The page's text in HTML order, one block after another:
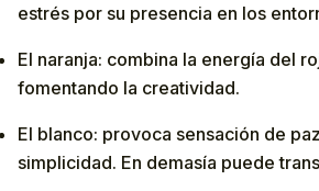
estrés por su presencia en los
El naranja: combina la energía del
fomentando la creatividad.
El blanco: provoca sensación de
simplicidad. En demasía puede